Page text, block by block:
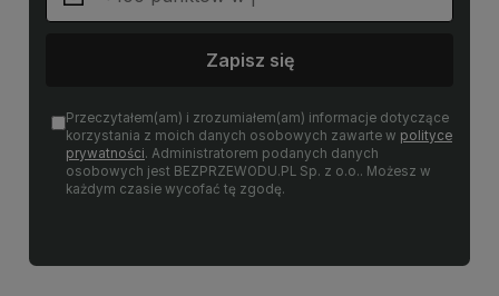
Zapisz się
Przeczytałem(am) i zrozumiałem(am) informacje dotyczące
korzystania z moich danych osobowych zawarte w polityce
prywatności. Administratorem podanych danych
osobowych jest BEZPRZEWODU.PL Sp. z o.o.. Możesz w
każdym czasie wycofać tę zgodę.